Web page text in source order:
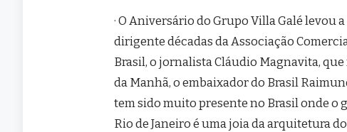
· O Aniversário do Grupo Villa Galé
dirigente décadas da Associação
Brasil, o jornalista Cláudio Magnavita,
da Manhã, o embaixador do Brasil
tem sido muito presente no Brasil onde o
Rio de Janeiro é uma joia da arquitetura